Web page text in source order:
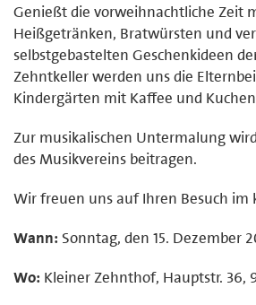
Genießt die vorweihnachtliche Zeit
Heißgetränken, Bratwürsten und
selbstgebastelten Geschenkideen
Zehntkeller werden uns die
Kindergärten mit Kaffee und
Zur musikalischen Untermalung
des Musikvereins beitragen.
Wir freuen uns auf Ihren Besuch im
Wann: Sonntag, den 15. Dezember
Wo: Kleiner Zehnthof, Hauptstr. 36,